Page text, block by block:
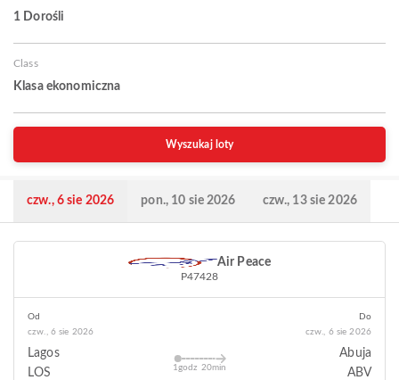
1 Dorośli
Class
Klasa ekonomiczna
Wyszukaj loty
czw., 6 sie 2026 pon., 10 sie 2026 czw., 13 sie 2026
Air Peace
P47428
Od
czw., 6 sie 2026
Lagos
LOS
1godz 20min
Do
czw., 6 sie 2026
Abuja
ABV